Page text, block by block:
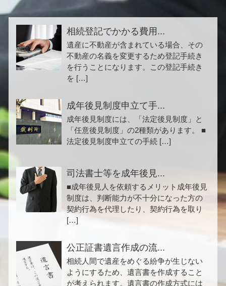
相続登記でかかる費用...
遺産に不動産が含まれている場合、その
不動産の名義を変更するため登記手続き
を行うことになります。この登記手続き
を […]
成年後見制度申立て手...
成年後見制度には、「法定後見制度」と
「任意後見制度」の2種類があります。 ■
法定後見制度申立ての手続 […]
司法書士等を成年後見...
■成年後見人を依頼するメリット成年後見
制度は、判断能力が不十分になった方の
契約行為を代理したり、契約行為を取り
[…]
公正証書遺言作成の流...
相続人間で遺産をめぐる紛争が生じない
ようにするため、遺言書を作成すること
が考えられます。遺言書の作成方式には